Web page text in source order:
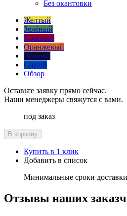
Без окантовки
Желтый
Зелёный
Красный
Оранжевый
Чёрный
Синий
Обзор
Оставьте заявку прямо сейчас.
Наши менеджеры свяжутся с вами.
под заказ
В корзину
Купить в 1 клик
Добавить в список
Минимальные сроки доставки
Отзывы наших